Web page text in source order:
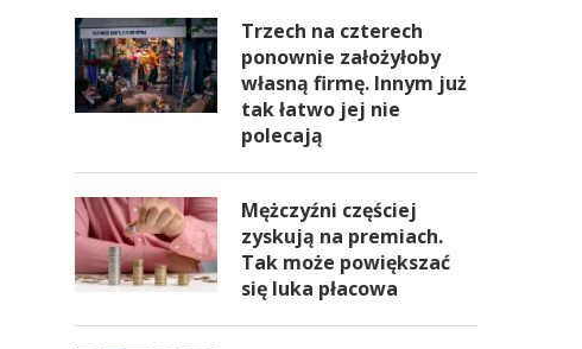
Trzech na czterech
ponownie założyłoby
własną firmę. Innym już
tak łatwo jej nie
polecają
Mężczyźni częściej
zyskują na premiach.
Tak może powiększać
się luka płacowa